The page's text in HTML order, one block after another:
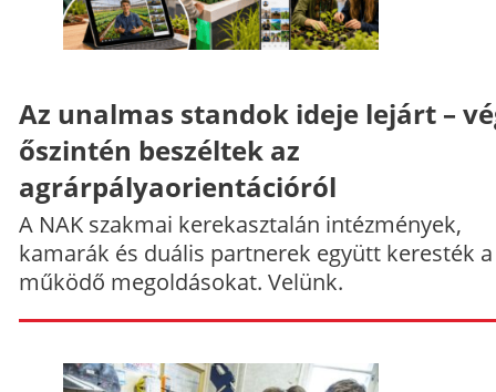
Az unalmas standok ideje lejárt –
őszintén beszéltek az
agrárpályaorientációról
A NAK szakmai kerekasztalán intézmények,
kamarák és duális partnerek együtt keresték a
működő megoldásokat. Velünk.